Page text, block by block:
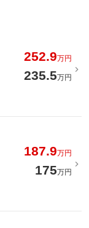
252.9万円
235.5万円
187.9万円
175万円